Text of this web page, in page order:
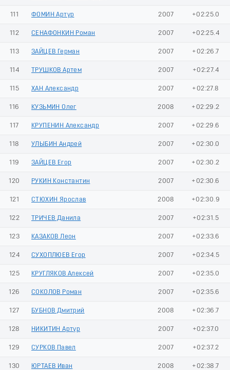
111 ФОМИН Артур 2007 +02:25.0
112 СЕНАФОНКИН Роман 2007 +02:25.4
113 ЗАЙЦЕВ Герман 2007 +02:26.7
114 ТРУШКОВ Артем 2007 +02:27.4
115 ХАН Александр 2007 +02:27.8
116 КУЗЬМИН Олег 2008 +02:29.2
117 КРУПЕНИН Александр 2007 +02:29.6
118 УЛЫБИН Андрей 2007 +02:30.0
119 ЗАЙЦЕВ Егор 2007 +02:30.2
120 РУКИН Константин 2007 +02:30.6
121 СТЮХИН Ярослав 2008 +02:30.9
122 ТРИЧЕВ Данила 2007 +02:31.5
123 КАЗАКОВ Леон 2007 +02:33.6
124 СУХОПЛЮЕВ Егор 2007 +02:34.5
125 КРУГЛЯКОВ Алексей 2007 +02:35.0
126 СОКОЛОВ Роман 2007 +02:35.6
127 БУБНОВ Дмитрий 2008 +02:36.7
128 НИКИТИН Артур 2007 +02:37.0
129 СУРКОВ Павел 2007 +02:37.2
130 ЮРТАЕВ Иван 2008 +02:38.7